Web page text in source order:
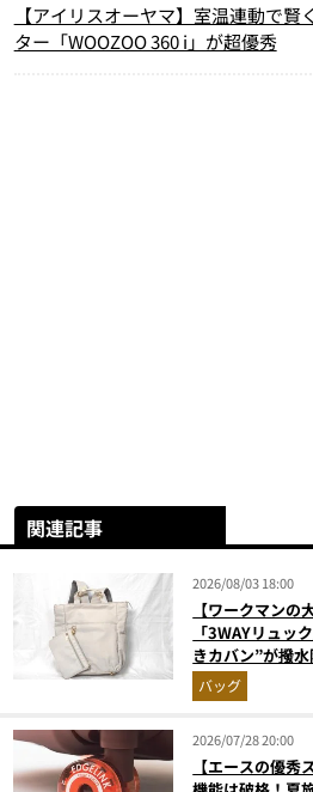
【アイリスオーヤマ】室温連動で
ター「WOOZOO 360 i」が超優秀
関連記事
2026/08/03 18:00
【ワークマン
「3WAYリュッ
きカバン”が撥
バッグ
2026/07/28 20:00
【エースの優